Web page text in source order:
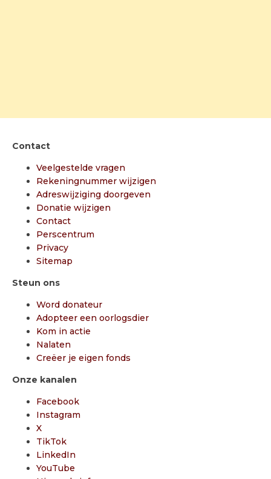
Contact
Veelgestelde vragen
Rekeningnummer wijzigen
Adreswijziging doorgeven
Donatie wijzigen
Contact
Perscentrum
Privacy
Sitemap
Steun ons
Word donateur
Adopteer een oorlogsdier
Kom in actie
Nalaten
Creëer je eigen fonds
Onze kanalen
Facebook
Instagram
X
TikTok
LinkedIn
YouTube